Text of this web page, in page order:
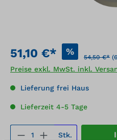
51,10 €* %
54,50 €*
Preise exkl. MwSt. inkl.
Lieferung frei Haus
Lieferzeit 4-5 Tage
Produkt Anzahl:
Stk.